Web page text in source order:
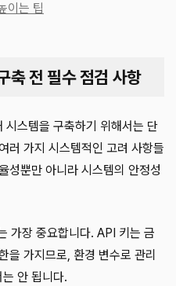
이는 팁
축 전 필수 점검 사항
스템을 구축하기 위해서는 단
러 가지 시스템적인 고려 사항들
성뿐만 아니라 시스템의 안정성
가장 중요합니다. API 키는 금
을 가지므로, 환경 변수로 관리
안 됩니다.